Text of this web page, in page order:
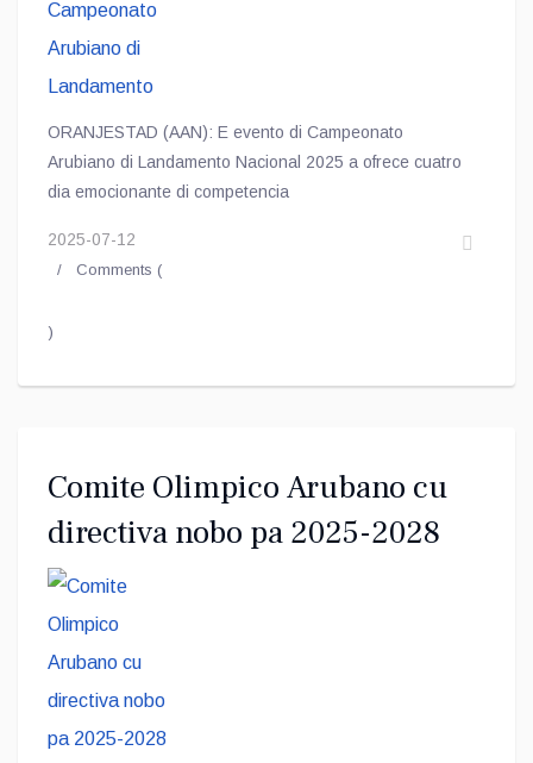
ORANJESTAD (AAN): E evento di Campeonato
Arubiano di Landamento Nacional 2025 a ofrece cuatro
dia emocionante di competencia
2025-07-12
Comments (
)
Comite Olimpico Arubano cu
directiva nobo pa 2025-2028